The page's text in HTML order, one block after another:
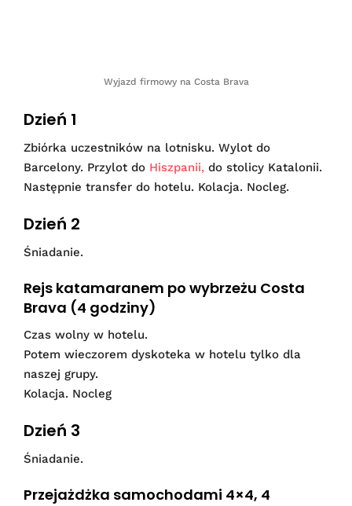
Wyjazd firmowy na Costa Brava
Dzień 1
Zbiórka uczestników na lotnisku. Wylot do
Barcelony. Przylot do Hiszpanii, do stolicy Katalonii.
Następnie transfer do hotelu. Kolacja. Nocleg.
Dzień 2
Śniadanie.
Rejs katamaranem po wybrzeżu Costa
Brava (4 godziny)
Czas wolny w hotelu.
Potem wieczorem dyskoteka w hotelu tylko dla
naszej grupy.
Kolacja. Nocleg
Dzień 3
Śniadanie.
Przejażdżka samochodami 4×4, 4